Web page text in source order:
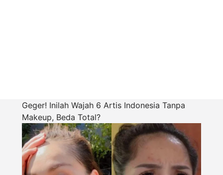
Geger! Inilah Wajah 6 Artis Indonesia Tanpa
Makeup, Beda Total?